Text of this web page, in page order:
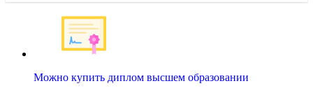
Можно купить диплом высшем образовании